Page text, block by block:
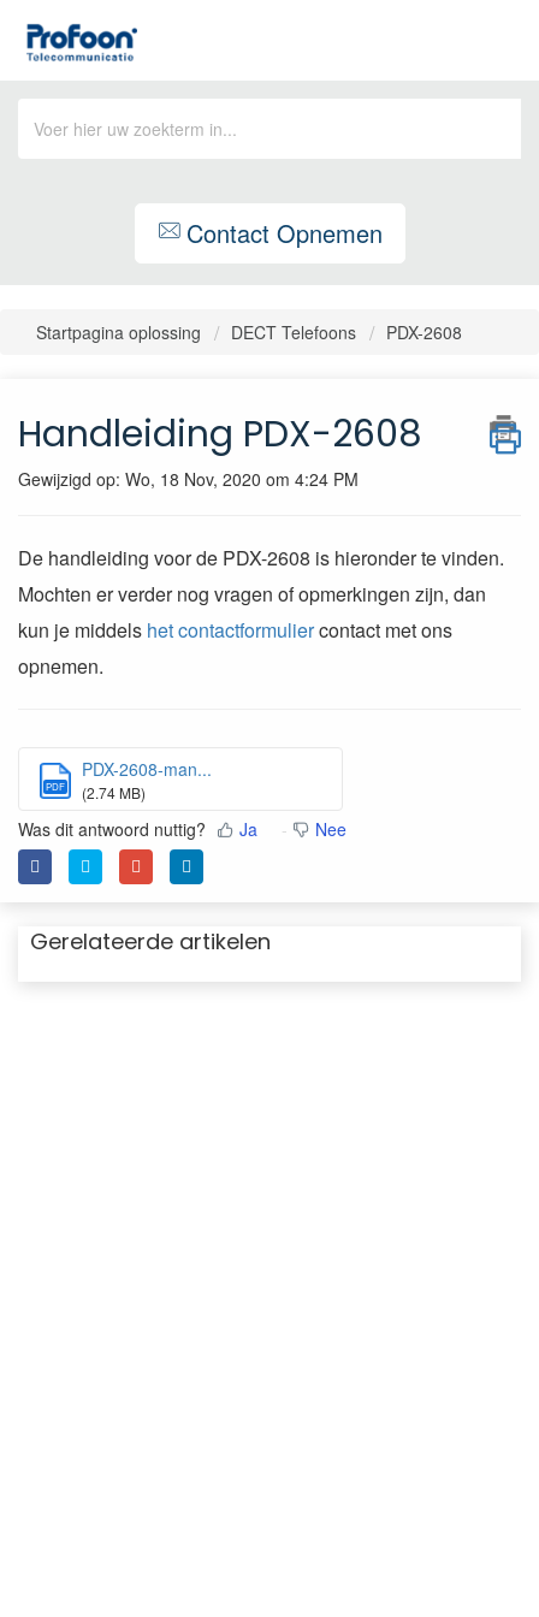
Contact Opnemen
Startpagina oplossing DECT Telefoons PDX-2608
Handleiding PDX-2608
Gewijzigd op: Wo, 18 Nov, 2020 om 4:24 PM
De handleiding voor de PDX-2608 is hieronder te vinden.
Mochten er verder nog vragen of opmerkingen zijn, dan
kun je middels het contactformuliercontact met ons
opnemen.
PDF
PDX-2608-man...
(2.74 MB)
Was dit antwoord nuttig? Ja Nee
Gerelateerde artikelen